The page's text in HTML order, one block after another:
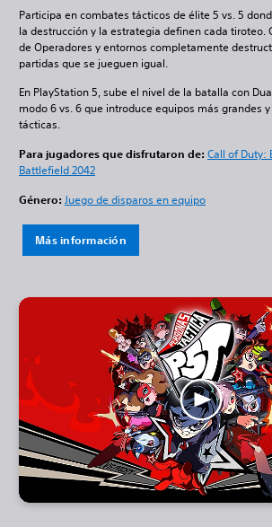
Participa en combates tácticos de élite 5 vs. 5
la destrucción y la estrategia definen cada tiroteo.
de Operadores y entornos completamente
partidas que se jueguen igual.
En PlayStation 5, sube el nivel de la batalla con
modo 6 vs. 6 que introduce equipos más grandes
tácticas.
Para jugadores que disfrutaron de: Call of Duty:
Battlefield 2042
Género: Juego de disparos en equipo
Más información